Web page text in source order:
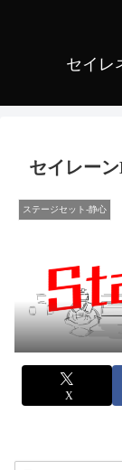
セイレ
セイレー
ステージセット-静心
X